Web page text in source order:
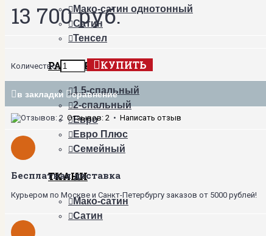
Мако-сатин однотонный
Сатин
Тенсел
РАЗМЕРЫ
1,5-спальный
2-спальный
Евро
Евро Плюс
Семейный
ТКАНИ
Мако-сатин
Сатин
13 700 руб.
Количество: КУПИТЬ
в закладки сравнение
Отзывов: 2 • Написать отзыв
Бесплатная доставка
Курьером по Москве и Санкт-Петербургу заказов от 5000 рублей!